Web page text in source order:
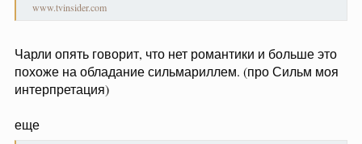
www.tvinsider.com
Чарли опять говорит, что нет романтики и больше это
похоже на обладание сильмариллем. (про Сильм моя
интерпретация)
еще